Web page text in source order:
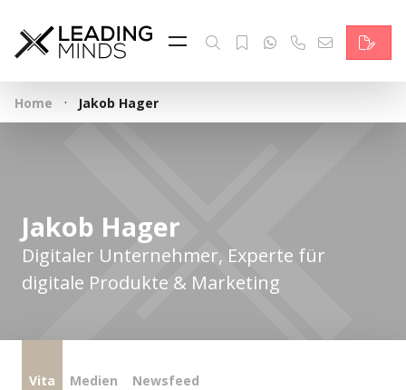
Feed & News
Reading Minds
Themen
Kontakt
Home · Jakob Hager
Jakob Hager
Digitaler Unternehmer, Experte für
digitale Produkte & Marketing
Vita Medien Newsfeed